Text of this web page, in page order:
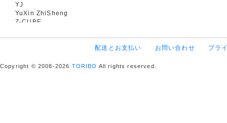
YJ
YuXin ZhiSheng
Z-CUBE
配送とお支払い お問い合わせ プラ
Copyright © 2008-2026 TORIBO All rights reserved.